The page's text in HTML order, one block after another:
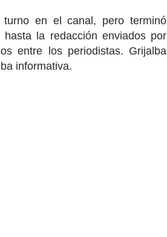
en el canal, pero terminó
la redacción enviados por
entre los periodistas. Grijalba
informativa.